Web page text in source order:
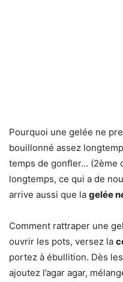
Pourquoi une gelée ne
bouillonné assez
temps de gonfler… (2ème
longtemps, ce qui a de
arrive aussi que la gelée
Comment rattraper une
ouvrir les pots, versez la
portez à ébullition. Dès
ajoutez l’agar agar,